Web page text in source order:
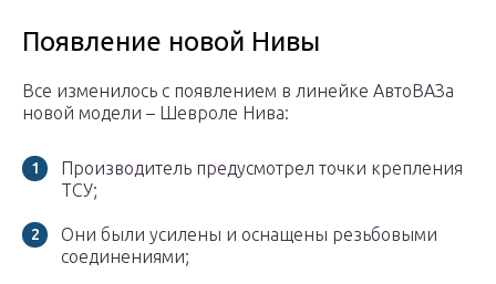
Появление новой Нивы
Все изменилось с появлением в линейке АвтоВАЗа
новой модели – Шевроле Нива:
Производитель предусмотрел точки крепления
ТСУ;
Они были усилены и оснащены резьбовыми
соединениями;